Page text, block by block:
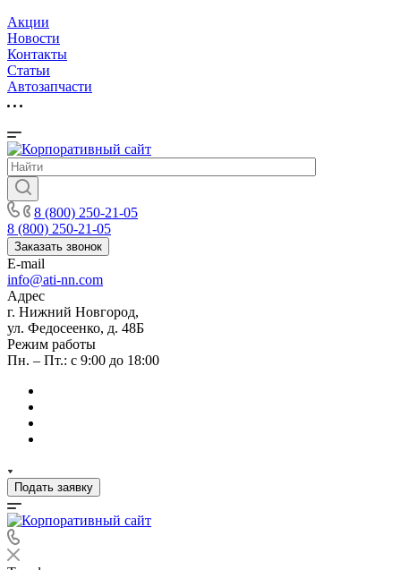
Акции
Новости
Контакты
Статьи
Автозапчасти
8 (800) 250-21-05
8 (800) 250-21-05
Заказать звонок
E-mail
info@ati-nn.com
Адрес
г. Нижний Новгород,
ул. Федосеенко, д. 48Б
Режим работы
Пн. – Пт.: с 9:00 до 18:00
Подать заявку